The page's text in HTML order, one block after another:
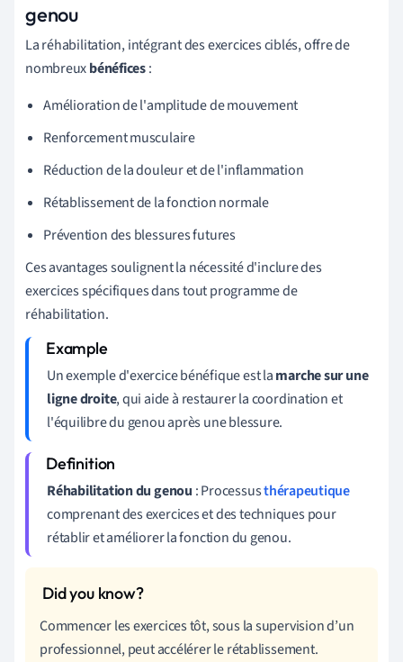
genou
La réhabilitation, intégrant des exercices ciblés, offre de
nombreuxbénéfices:
Amélioration de l'amplitude de mouvement
Renforcement musculaire
Réduction de la douleur et de l'inflammation
Rétablissement de la fonction normale
Prévention des blessures futures
Ces avantages soulignent la nécessité d'inclure des
exercices spécifiques dans tout programme de
réhabilitation.
Un exemple d'exercice bénéfique est lamarche sur une
ligne droite, qui aide à restaurer la coordination et
l'équilibre du genou après une blessure.
Réhabilitation du genou : Processusthérapeutique
comprenant des exercices et des techniques pour
rétablir et améliorer la fonction du genou.
Commencer les exercices tôt, sous la supervision d’un
professionnel, peut accélérer le rétablissement.